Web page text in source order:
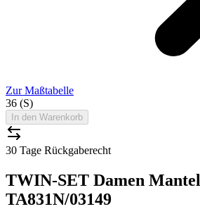
Zur Maßtabelle
36 (S)
In den Warenkorb
30 Tage Rückgaberecht
TWIN-SET Damen Mantel
TA831N/03149